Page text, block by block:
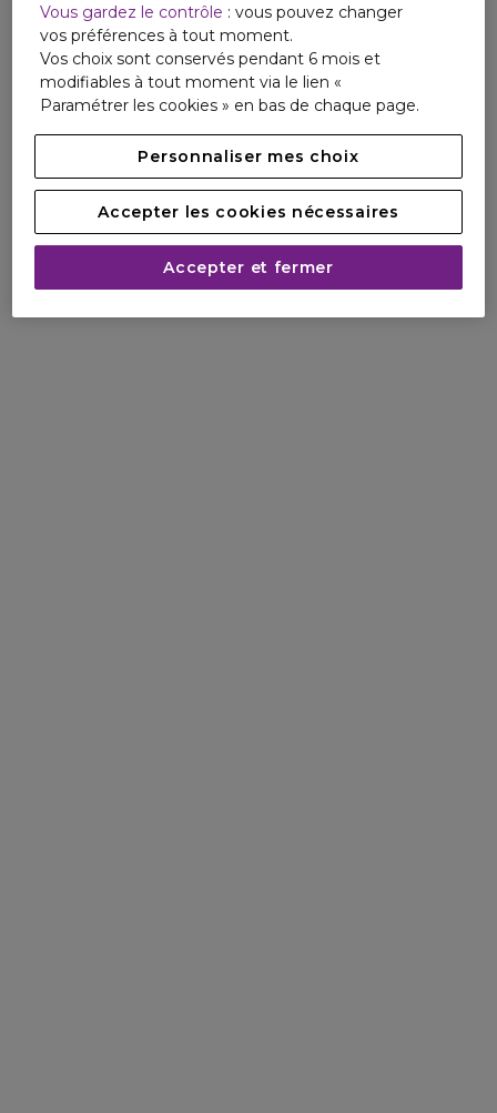
Vous gardez le contrôle : vous pouvez changer
vos préférences à tout moment.
Vos choix sont conservés pendant 6 mois et
modifiables à tout moment via le lien «
Paramétrer les cookies » en bas de chaque page.
Personnaliser mes choix
Accepter les cookies nécessaires
Accepter et fermer